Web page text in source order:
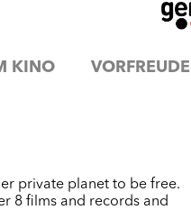
KINO VORFREUDE
private planet to be free.
8 films and records and